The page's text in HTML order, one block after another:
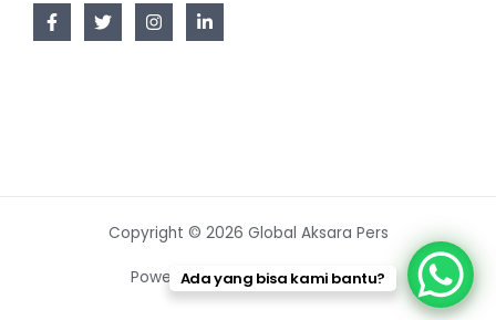
Copyright © 2026 Global Aksara Pers
Powered by Global Aksara Pers
Ada yang bisa kami bantu?